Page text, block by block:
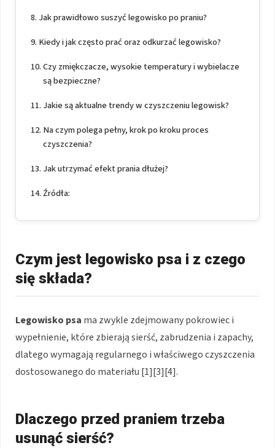
Jak prawidłowo suszyć legowisko po praniu?
Kiedy i jak często prać oraz odkurzać legowisko?
Czy zmiękczacze, wysokie temperatury i wybielacze
są bezpieczne?
Jakie są aktualne trendy w czyszczeniu legowisk?
Na czym polega pełny, krok po kroku proces
czyszczenia?
Jak utrzymać efekt prania dłużej?
Źródła:
Czym jest legowisko psa i z czego
się składa?
Legowisko psa ma zwykle zdejmowany pokrowiec i
wypełnienie, które zbierają sierść, zabrudzenia i zapachy,
dlatego wymagają regularnego i właściwego czyszczenia
dostosowanego do materiału [1][3][4].
Dlaczego przed praniem trzeba
usunąć sierść?